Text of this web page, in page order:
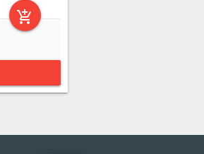
add_shopping_cart